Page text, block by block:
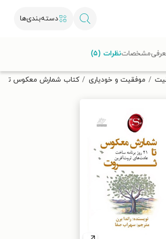
دسته‌بندی‌ها
از طاقچه دریافت کن.
موفقیت و خودیاری کتاب شمارش معکوس تا
مشخصاتنظرات (۵)